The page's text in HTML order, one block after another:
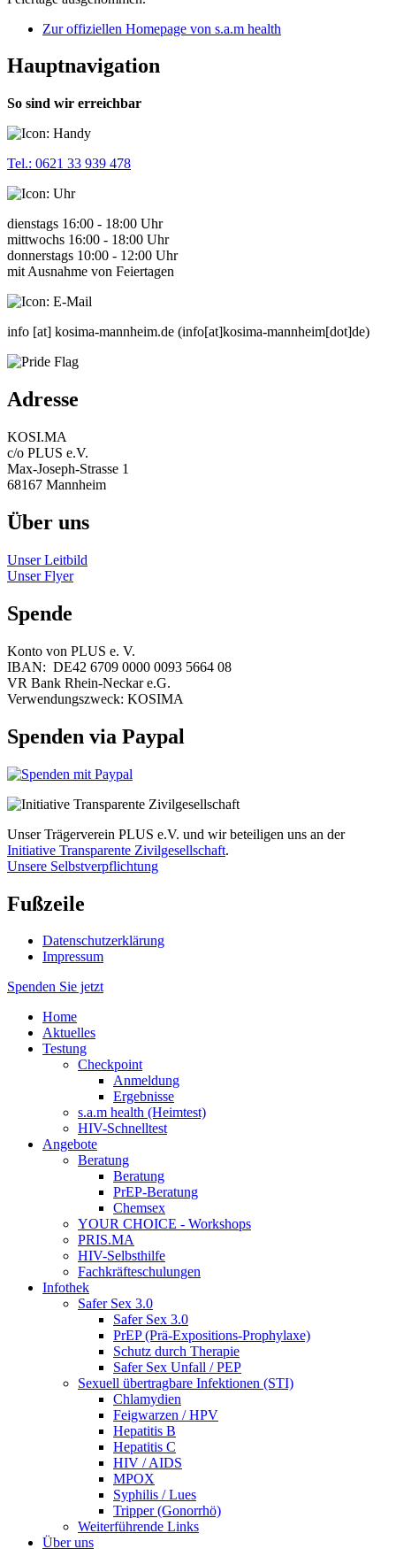
Zur offiziellen Homepage von s.a.m health
Hauptnavigation
So sind wir erreichbar
Tel.: 0621 33 939 478
dienstags 16:00 - 18:00 Uhr
mittwochs 16:00 - 18:00 Uhr
donnerstags 10:00 - 12:00 Uhr
mit Ausnahme von Feiertagen
info [at] kosima-mannheim.de (info[at]kosima-mannheim[dot]de)
Adresse
KOSI.MA
c/o PLUS e.V.
Max-Joseph-Strasse 1
68167 Mannheim
Über uns
Unser Leitbild
Unser Flyer
Spende
Konto von PLUS e. V.
IBAN: DE42 6709 0000 0093 5664 08
VR Bank Rhein-Neckar e.G.
Verwendungszweck: KOSIMA
Spenden via Paypal
Unser Trägerverein PLUS e.V. und wir beteiligen uns an der
Initiative Transparente Zivilgesellschaft.
Unsere Selbstverpflichtung
Fußzeile
Datenschutzerklärung
Impressum
Spenden Sie jetzt
Home
Aktuelles
Testung
Checkpoint
Anmeldung
Ergebnisse
s.a.m health (Heimtest)
HIV-Schnelltest
Angebote
Beratung
Beratung
PrEP-Beratung
Chemsex
YOUR CHOICE - Workshops
PRIS.MA
HIV-Selbsthilfe
Fachkräfteschulungen
Infothek
Safer Sex 3.0
Safer Sex 3.0
PrEP (Prä-Expositions-Prophylaxe)
Schutz durch Therapie
Safer Sex Unfall / PEP
Sexuell übertragbare Infektionen (STI)
Chlamydien
Feigwarzen / HPV
Hepatitis B
Hepatitis C
HIV / AIDS
MPOX
Syphilis / Lues
Tripper (Gonorrhö)
Weiterführende Links
Über uns